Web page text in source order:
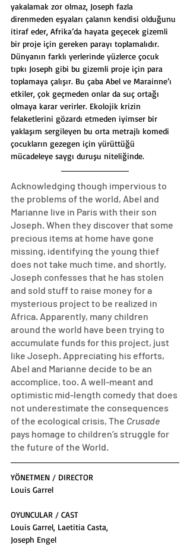
yakalamak zor olmaz, Joseph fazla
direnmeden eşyaları çalanın kendisi olduğunu
itiraf eder, Afrika’da hayata geçecek gizemli
bir proje için gereken parayı toplamalıdır.
Dünyanın farklı yerlerinde yüzlerce çocuk
tıpkı Joseph gibi bu gizemli proje için para
toplamaya çalışır. Bu çaba Abel ve Marainne’ı
etkiler, çok geçmeden onlar da suç ortağı
olmaya karar verirler. Ekolojik krizin
felaketlerini gözardı etmeden iyimser bir
yaklaşım sergileyen bu orta metrajlı komedi
çocukların gezegen için yürüttüğü
mücadeleye saygı duruşu niteliğinde.
Acknowledging though impervious to
the problems of the world, Abel and
Marianne live in Paris with their son
Joseph. When they discover that some
precious items at home have gone
missing, identifying the young thief
does not take much time, and shortly,
Joseph confesses that he has stolen
and sold stuff to raise money for a
mysterious project to be realized in
Africa. Apparently, many children
around the world have been trying to
accumulate funds for this project, just
like Joseph. Appreciating his efforts,
Abel and Marianne decide to be an
accomplice, too. A well-meant and
optimistic mid-length comedy that does
not underestimate the consequences
of the ecological crisis, The Crusade
pays homage to children’s struggle for
the future of the World.
YÖNETMEN / DIRECTOR
Louis Garrel
OYUNCULAR / CAST
Louis Garrel, Laetitia Casta,
Joseph Engel